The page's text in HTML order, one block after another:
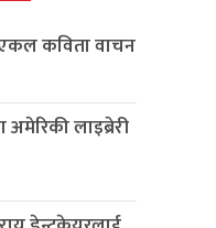
एकल कविता वाचन
अमेरिकी लाइब्रेरी